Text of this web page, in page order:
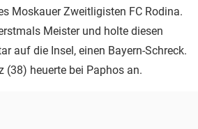
Moskauer Zweitligisten FC Rodina.
Meister und holte diesen
auf die Insel, einen Bayern-Schreck.
(38) heuerte bei Paphos an.